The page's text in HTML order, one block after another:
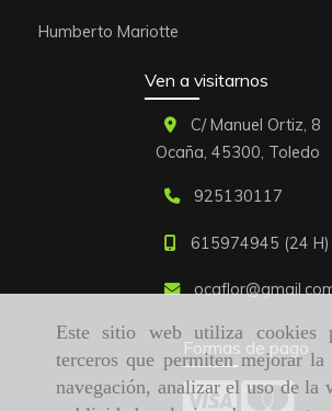
Este sitio web utiliza cookies
terceros que permiten mejorar la
navegación, analizar el uso de la
Humberto Mariotte
Ven a visitarnos
C/ Manuel Ortiz, 8
Ocaña, 45300, Toledo
925130117
615974945 (24 H)
ocaflor
Formas de pago